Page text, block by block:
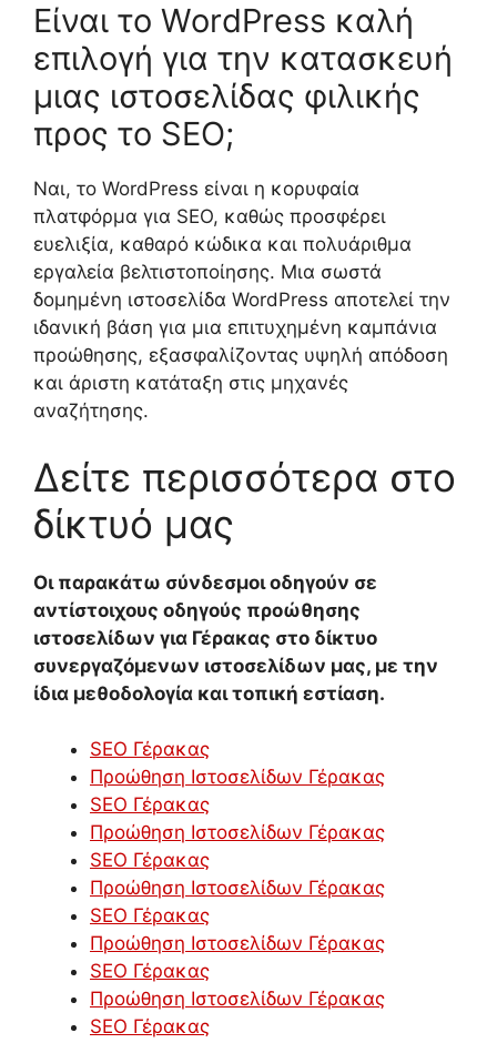
Είναι το WordPress καλή
επιλογή για την κατασκευή
μιας ιστοσελίδας φιλικής
προς το SEO;
Ναι, το WordPress είναι η κορυφαία
πλατφόρμα για SEO, καθώς προσφέρει
ευελιξία, καθαρό κώδικα και πολυάριθμα
εργαλεία βελτιστοποίησης. Μια σωστά
δομημένη ιστοσελίδα WordPress αποτελεί την
ιδανική βάση για μια επιτυχημένη καμπάνια
προώθησης, εξασφαλίζοντας υψηλή απόδοση
και άριστη κατάταξη στις μηχανές
αναζήτησης.
Δείτε περισσότερα στο
δίκτυό μας
Οι παρακάτω σύνδεσμοι οδηγούν σε
αντίστοιχους οδηγούς προώθησης
ιστοσελίδων για Γέρακας στο δίκτυο
συνεργαζόμενων ιστοσελίδων μας, με την
ίδια μεθοδολογία και τοπική εστίαση.
SEO Γέρακας
Προώθηση Ιστοσελίδων Γέρακας
SEO Γέρακας
Προώθηση Ιστοσελίδων Γέρακας
SEO Γέρακας
Προώθηση Ιστοσελίδων Γέρακας
SEO Γέρακας
Προώθηση Ιστοσελίδων Γέρακας
SEO Γέρακας
Προώθηση Ιστοσελίδων Γέρακας
SEO Γέρακας